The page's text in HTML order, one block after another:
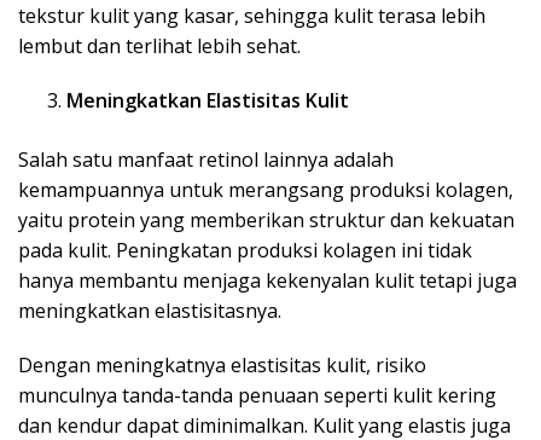
tekstur kulit yang kasar, sehingga kulit terasa lebih
lembut dan terlihat lebih sehat.
Meningkatkan Elastisitas Kulit
Salah satu manfaat retinol lainnya adalah
kemampuannya untuk merangsang produksi kolagen,
yaitu protein yang memberikan struktur dan kekuatan
pada kulit. Peningkatan produksi kolagen ini tidak
hanya membantu menjaga kekenyalan kulit tetapi juga
meningkatkan elastisitasnya.
Dengan meningkatnya elastisitas kulit, risiko
munculnya tanda-tanda penuaan seperti kulit kering
dan kendur dapat diminimalkan. Kulit yang elastis juga